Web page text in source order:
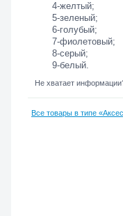
4-желтый;
5-зеленый;
6-голубый;
7-фиолетовый;
8-серый;
9-белый.
Не хватает
Все товары в типе